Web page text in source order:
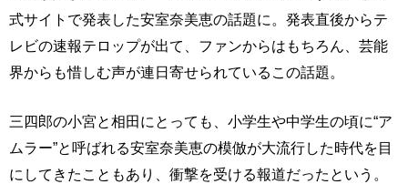
式サイトで発表した安室奈美恵の話題に。発表直後からテ
レビの速報テロップが出て、ファンからはもちろん、芸能
界からも惜しむ声が連日寄せられているこの話題。
三四郎の小宮と相田にとっても、小学生や中学生の頃に“ア
ムラー”と呼ばれる安室奈美恵の模倣が大流行した時代を目
にしてきたこともあり、衝撃を受ける報道だったという。